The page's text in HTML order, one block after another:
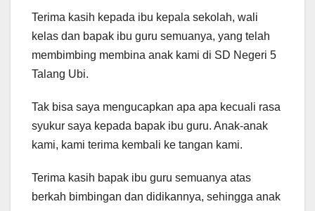
Terima kasih kepada ibu kepala sekolah, wali
kelas dan bapak ibu guru semuanya, yang telah
membimbing membina anak kami di SD Negeri 5
Talang Ubi.
Tak bisa saya mengucapkan apa apa kecuali rasa
syukur saya kepada bapak ibu guru. Anak-anak
kami, kami terima kembali ke tangan kami.
Terima kasih bapak ibu guru semuanya atas
berkah bimbingan dan didikannya, sehingga anak